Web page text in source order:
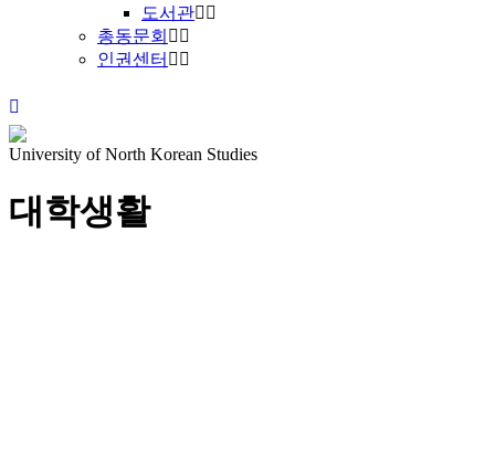
도서관
총동문회
인권센터
University of North Korean Studies
대학생활